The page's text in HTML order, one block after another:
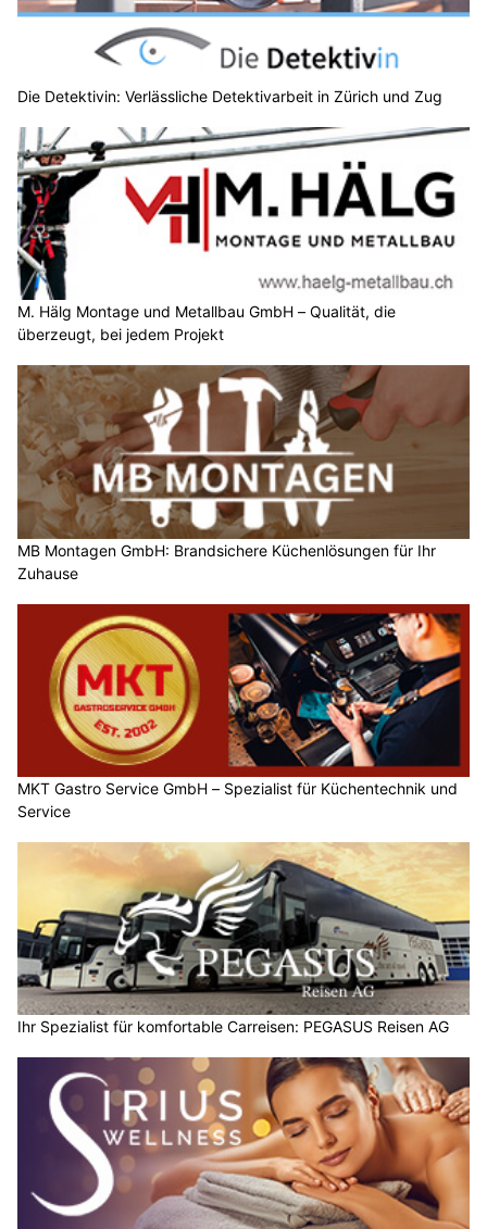
Die Detektivin: Verlässliche Detektivarbeit in Zürich und Zug
M. Hälg Montage und Metallbau GmbH – Qualität, die
überzeugt, bei jedem Projekt
MB Montagen GmbH: Brandsichere Küchenlösungen für Ihr
Zuhause
MKT Gastro Service GmbH – Spezialist für Küchentechnik und
Service
Ihr Spezialist für komfortable Carreisen: PEGASUS Reisen AG